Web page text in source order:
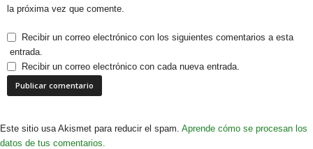
la próxima vez que comente.
Recibir un correo electrónico con los siguientes comentarios a esta
entrada.
Recibir un correo electrónico con cada nueva entrada.
Este sitio usa Akismet para reducir el spam. Aprende cómo se procesan los
datos de tus comentarios.